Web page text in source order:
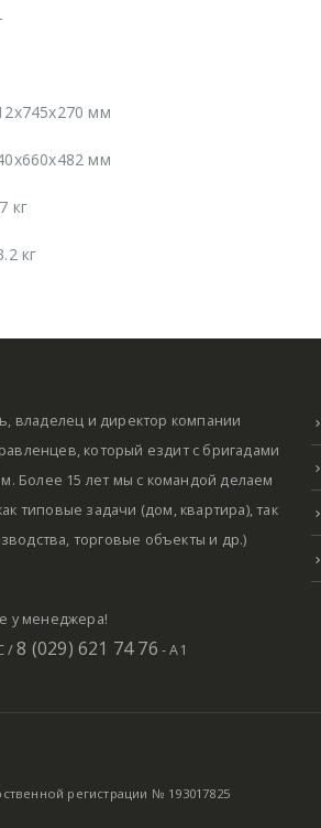
мм
мм
кг
кг
владелец и директор компании
который ездит с бригадами
Более 15 лет мы с командой делаем
типовые задачи (дом, квартира), так
торговые объекты и др.)
у менеджера!
/8 (029) 621 74 76 - А1
регистрации № 193017825